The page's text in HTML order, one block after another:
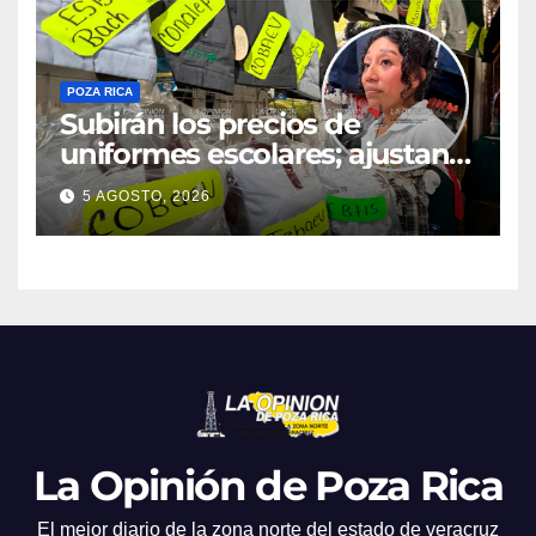
POZA RICA
Subirán los precios de
uniformes escolares; ajustan
promociones
5 AGOSTO, 2026
La Opinión de Poza Rica
El mejor diario de la zona norte del estado de veracruz